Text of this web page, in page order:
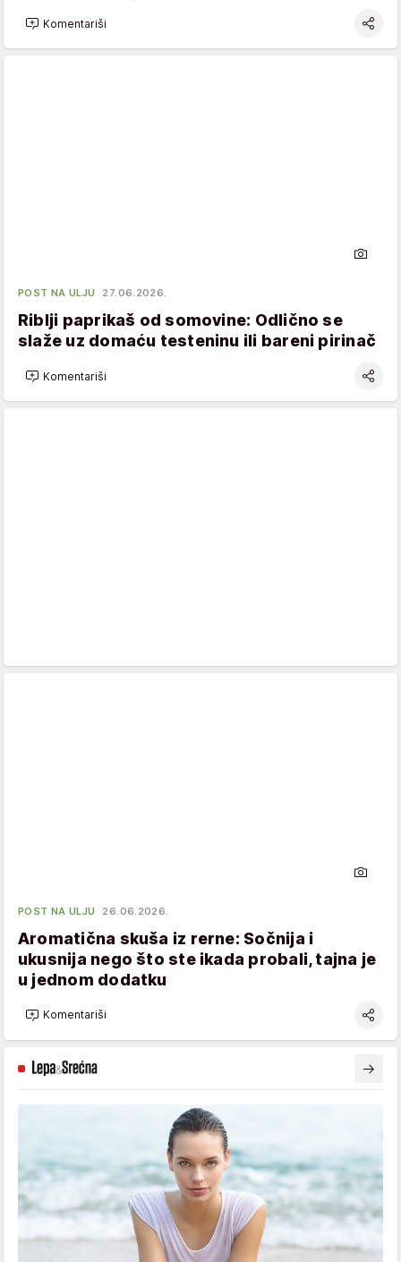
Komentariši
POST NA ULJU 27.06.2026.
Riblji paprikaš od somovine: Odlično se
slaže uz domaću testeninu ili bareni pirinač
Komentariši
POST NA ULJU 26.06.2026.
Aromatična skuša iz rerne: Sočnija i
ukusnija nego što ste ikada probali, tajna je
u jednom dodatku
Komentariši